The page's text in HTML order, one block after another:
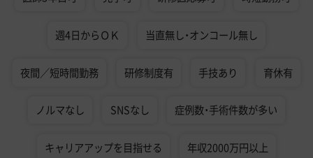
週4日からＯＫ 当直無し・オンコール無し
夜間／短時間勤務 研修制度有 手技あり 育休有
ノルマなし SNSなし 症例数・手術件数が多い
キャリアアップを目指せる 年収2000万円以上